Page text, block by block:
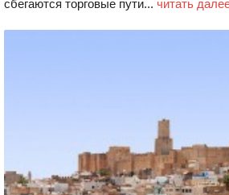
сбегаются торговые пути... читать